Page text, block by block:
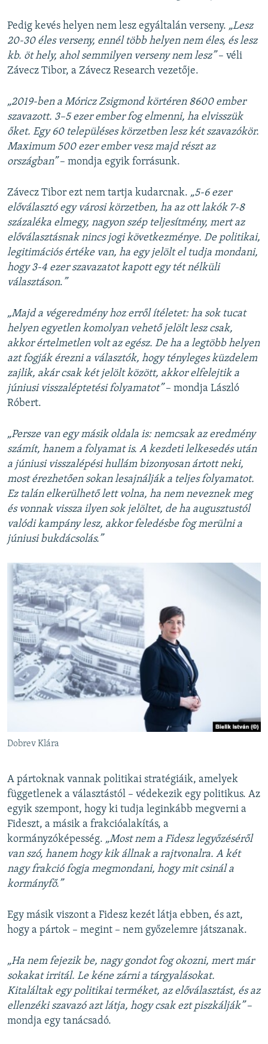
Pedig kevés helyen nem lesz egyáltalán verseny. „Lesz
20-30 éles verseny, ennél több helyen nem éles, és lesz
kb. öt hely, ahol semmilyen verseny nem lesz”– véli
Závecz Tibor, a Závecz Research vezetője.
„2019-ben a Móricz Zsigmond körtéren 8600 ember
szavazott. 3–5 ezer ember fog elmenni, ha elvisszük
őket. Egy 60 településes körzetben lesz két szavazókör.
Maximum 500 ezer ember vesz majd részt az
országban”– mondja egyik forrásunk.
Závecz Tibor ezt nem tartja kudarcnak. „5-6 ezer
előválasztó egy városi körzetben, ha az ott lakók 7-8
százaléka elmegy, nagyon szép teljesítmény, mert az
előválasztásnak nincs jogi következménye. De politikai,
legitimációs értéke van, ha egy jelölt el tudja mondani,
hogy 3-4 ezer szavazatot kapott egy tét nélküli
választáson. ”
„Majd a végeredmény hoz erről ítéletet: ha sok tucat
helyen egyetlen komolyan vehető jelölt lesz csak,
akkor értelmetlen volt az egész. De ha a legtöbb helyen
azt fogják érezni a választók, hogy tényleges küzdelem
zajlik, akár csak két jelölt között, akkor elfelejtik a
júniusi visszaléptetési folyamatot”– mondja László
Róbert.
„Persze van egy másik oldala is: nemcsak az eredmény
számít, hanem a folyamat is. A kezdeti lelkesedés után
a júniusi visszalépési hullám bizonyosan ártott neki,
most érezhetően sokan lesajnálják a teljes folyamatot.
Ez talán elkerülhető lett volna, ha nem neveznek meg
és vonnak vissza ilyen sok jelöltet, de ha augusztustól
valódi kampány lesz, akkor feledésbe fog merülni a
júniusi bukdácsolás.”
Dobrev Klára
A pártoknak vannak politikai stratégiáik, amelyek
függetlenek a választástól – védekezik egy politikus. Az
egyik szempont, hogy ki tudja leginkább megverni a
Fideszt, a másik a frakcióalakítás, a
kormányzóképesség. „Most nem a Fidesz legyőzéséről
van szó, hanem hogy kik állnak a rajtvonalra. A két
nagy frakció fogja megmondani, hogy mit csinál a
kormányfő.”
Egy másik viszont a Fidesz kezét látja ebben, és azt,
hogy a pártok – megint – nem győzelemre játszanak.
„Ha nem fejezik be, nagy gondot fog okozni, mert már
sokakat irritál. Le kéne zárni a tárgyalásokat.
Kitaláltak egy politikai terméket, az előválasztást, és az
ellenzéki szavazó azt látja, hogy csak ezt piszkálják”–
mondja egy tanácsadó.